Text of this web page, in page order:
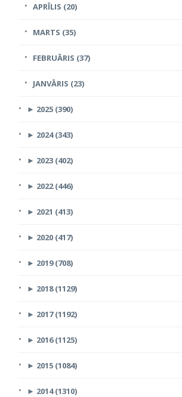
APRĪLIS (20)
MARTS (35)
FEBRUĀRIS (37)
JANVĀRIS (23)
► 2025 (390)
► 2024 (343)
► 2023 (402)
► 2022 (446)
► 2021 (413)
► 2020 (417)
► 2019 (708)
► 2018 (1129)
► 2017 (1192)
► 2016 (1125)
► 2015 (1084)
► 2014 (1310)